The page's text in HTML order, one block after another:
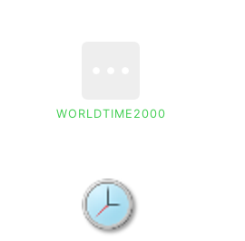
WORLDTIME2000